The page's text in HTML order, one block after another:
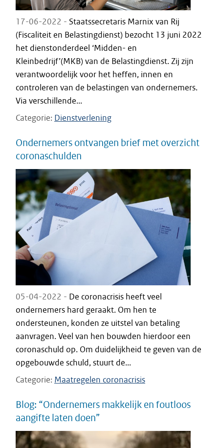
17-06-2022 - Staatssecretaris Marnix van Rij
(Fiscaliteit en Belastingdienst) bezocht 13 juni 2022
het dienstonderdeel ‘Midden- en
Kleinbedrijf’(MKB) van de Belastingdienst. Zij zijn
verantwoordelijk voor het heffen, innen en
controleren van de belastingen van ondernemers.
Via verschillende...
Categorie Dienstverlening
Ondernemers ontvangen brief met overzicht
coronaschulden
05-04-2022 - De coronacrisis heeft veel
ondernemers hard geraakt. Om hen te
ondersteunen, konden ze uitstel van betaling
aanvragen. Veel van hen bouwden hierdoor een
coronaschuld op. Om duidelijkheid te geven van de
opgebouwde schuld, stuurt de...
Categorie Maatregelen coronacrisis
Blog: “Ondernemers makkelijk en foutloos
aangifte laten doen”